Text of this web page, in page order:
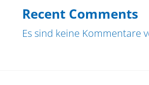
Recent Comments
Es sind keine Kommentare